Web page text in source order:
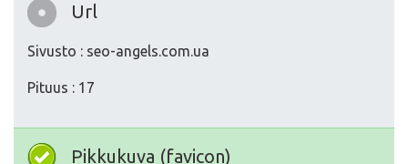
Url
Sivusto : seo-angels.com.ua
Pituus : 17
Pikkukuva (favicon)